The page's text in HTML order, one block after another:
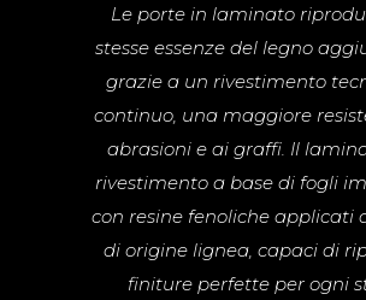
Le porte in laminato
stesse essenze del legno
grazie a un rivestimento
continuo, una maggiore
abrasioni e ai graffi. Il
rivestimento a base di fogli
con resine fenoliche applicati
di origine lignea, capaci di
finiture perfette per ogni